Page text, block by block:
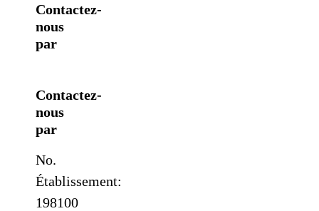
Contactez-
nous
par
Contactez-
nous
par
No.
Établissement:
198100